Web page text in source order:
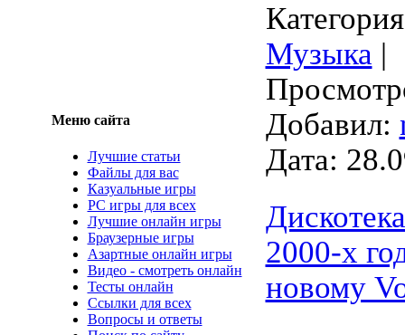
Меню сайта
Лучшие статьи
Файлы для вас
Казуальные игры
PC игры для всех
Лучшие онлайн игры
Браузерные игры
Азартные онлайн игры
Видео - смотреть онлайн
Тесты онлайн
Ссылки для всех
Вопросы и ответы
Музыка |
Добавил:
Дата:
2000-х
новому